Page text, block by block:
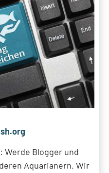
Blogger und
Aquarianern. Wir